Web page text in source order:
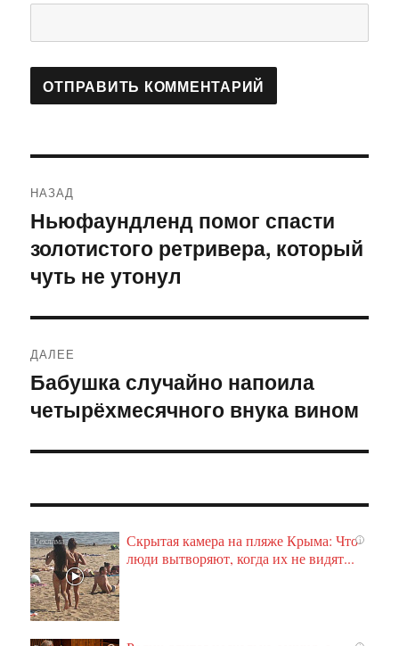
по
записям
НАЗАД
Предыдущая
запись:
Ньюфаундленд помог спасти
золотистого ретривера, который
чуть не утонул
ДАЛЕЕ
Следующая
запись:
Бабушка случайно напоила
четырёхмесячного внука вином
i
Скрытая камера на пляже Крыма: Что
люди вытворяют, когда их не видят...